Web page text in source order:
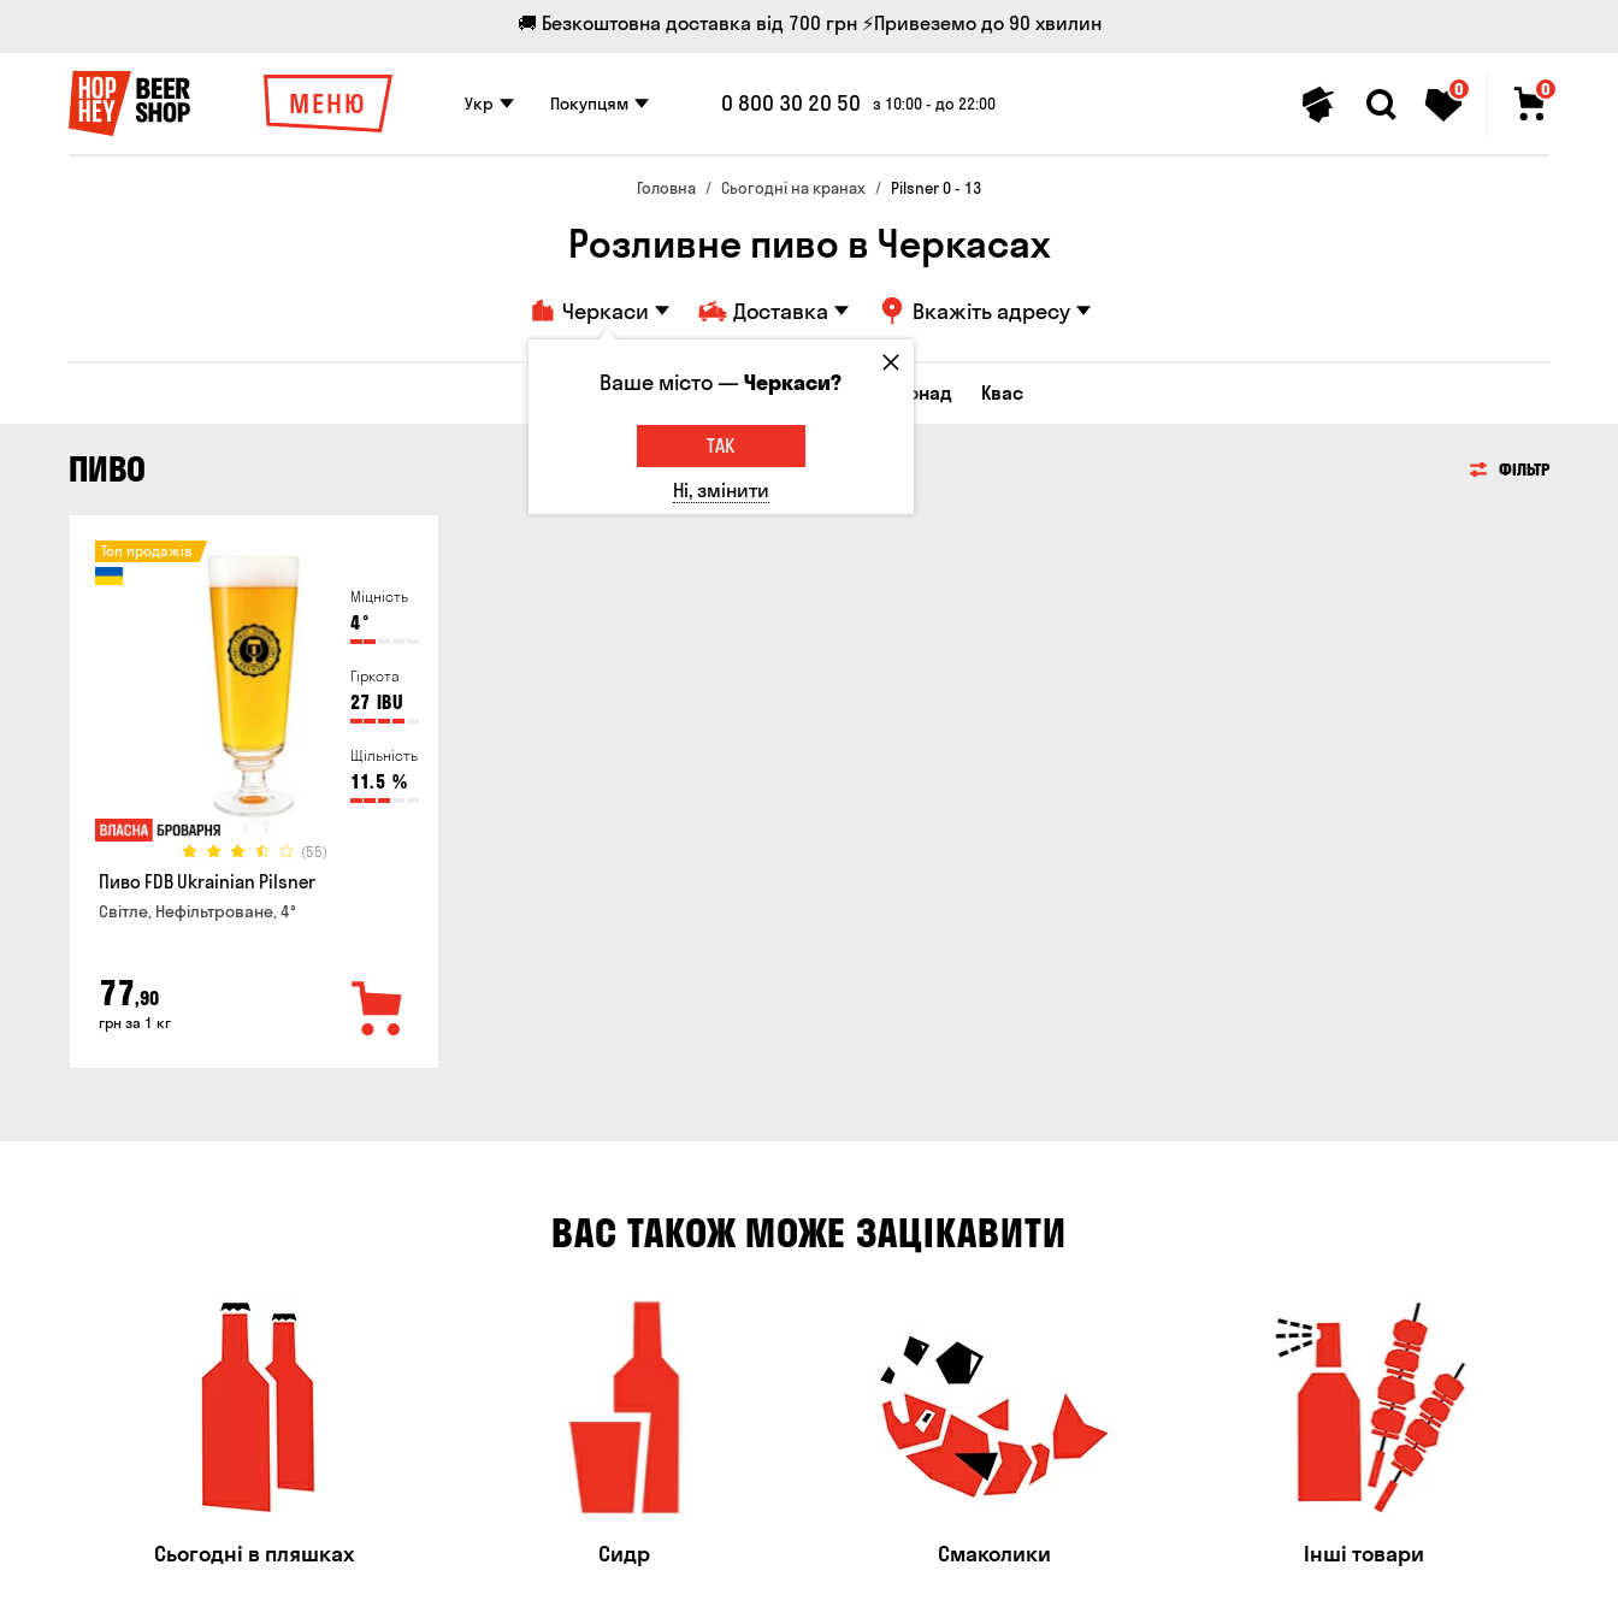
🚚 Безкоштовна доставка від 700 грн ⚡Привеземо до 90 хвилин
МЕНЮ Укр Покупцям 0 800 30 20 50 з 10:00 - до 22:00
0 0
Головна Сьогодні на кранах Pilsner 0 - 13
Розливне пиво в Черкасах
Черкаси Доставка Вкажіть адресу
Всі товари Пиво Сидр Лимонад Квас
ПИВО ФІЛЬТР
Міцність
4°
Гіркота
27 IBU
Щільність
11.5 %
(55)
Топ продажів
Пиво FDB Ukrainian Pilsner
Світле, Нефільтроване, 4°
77,90
грн за 1 кг
ВАС ТАКОЖ МОЖЕ ЗАЦІКАВИТИ
Сьогодні в пляшках Сидр Смаколики Інші товари
Ваше місто —Черкаси?
ТАК
Ні, змінити